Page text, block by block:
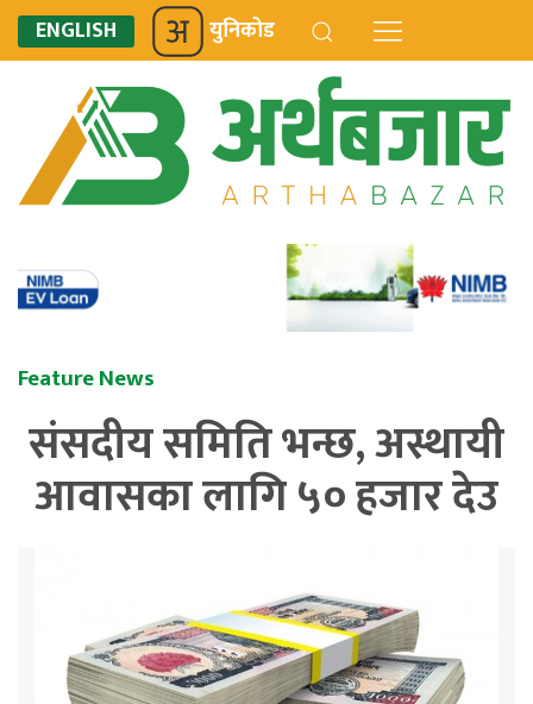
ENGLISH युनिकोड
Feature News
संसदीय समिति भन्छ, अस्थायी
आवासका लागि ५० हजार देउ